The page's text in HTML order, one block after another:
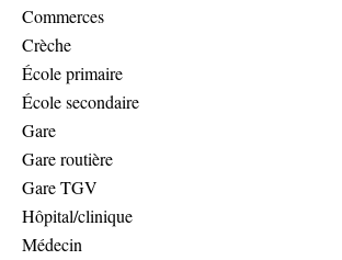
Commerces
Crèche
École primaire
École secondaire
Gare
Gare routière
Gare TGV
Hôpital/clinique
Médecin